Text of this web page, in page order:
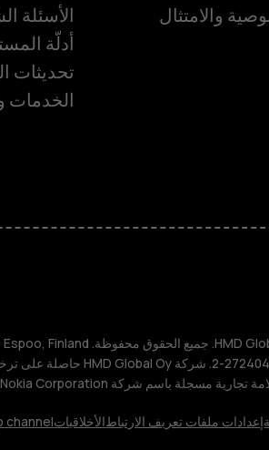
والامتثال
الأسئلة
أدلّة
تحديثات
الخدمات
إعدادات ملفات تعريف الارتباطالأخلاقياتchannel